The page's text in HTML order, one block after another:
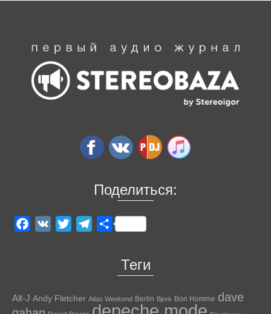
Поделиться:
Facebook
VK Twitter TelegramОтправить
Теги
Alt-J Andy Fletcher Atlas Weekend Berlin Bjork Bon Homme dave